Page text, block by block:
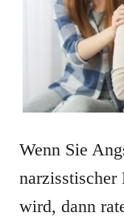
Wenn Sie
narzisstischer
wird, dann